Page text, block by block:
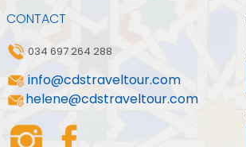
CONTACT
034 697 264 288
info@cdstraveltour.com
helene@cdstraveltour.com